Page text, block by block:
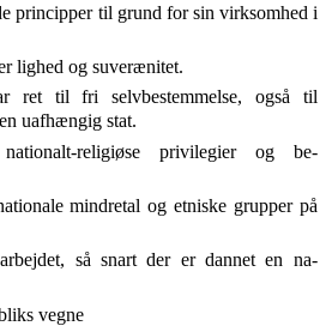
principper til grund for sin virksomhed i
lighed og suverænitet.
ret til fri selvbestemmelse, også til
uafhængig stat.
religiøse privilegier og be­
mindretal og etniske grup­per på
så snart der er dannet en na­
vegne